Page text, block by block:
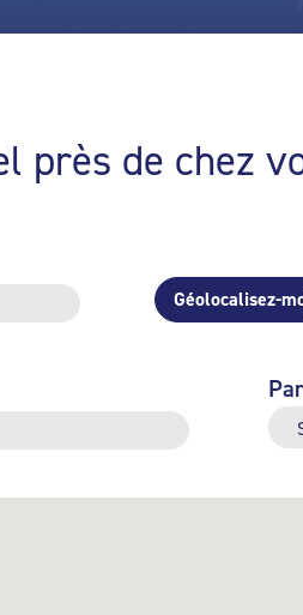
près de chez
Géolocalisez-